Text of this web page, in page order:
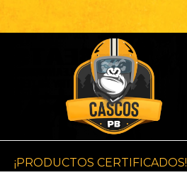
¡PRODUCTOS CERTIFICADOS!